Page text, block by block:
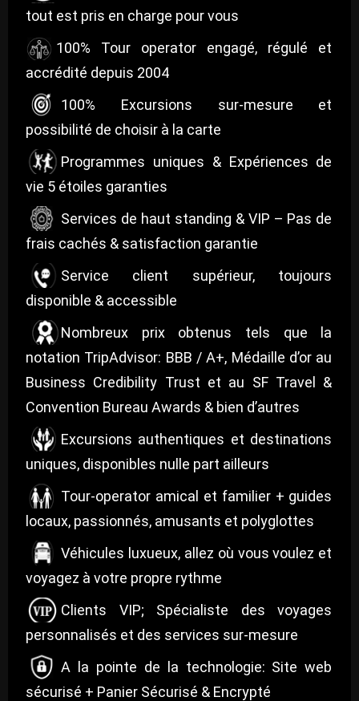
tout est pris en charge pour vous
100% Tour operator engagé, régulé et
accrédité depuis 2004
100% Excursions sur-mesure et
possibilité de choisir à la carte
Programmes uniques & Expériences de
vie 5 étoiles garanties
Services de haut standing & VIP – Pas de
frais cachés & satisfaction garantie
Service client supérieur, toujours
disponible & accessible
Nombreux prix obtenus tels que la
notation TripAdvisor: BBB / A+, Médaille d’or au
Business Credibility Trust et au SF Travel &
Convention Bureau Awards & bien d’autres
Excursions authentiques et destinations
uniques, disponibles nulle part ailleurs
Tour-operator amical et familier + guides
locaux, passionnés, amusants et polyglottes
Véhicules luxueux, allez où vous voulez et
voyagez à votre propre rythme
Clients VIP; Spécialiste des voyages
personnalisés et des services sur-mesure
A la pointe de la technologie: Site web
sécurisé + Panier Sécurisé & Encrypté